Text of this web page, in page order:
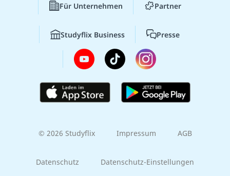
Für Unternehmen Partner
Studyflix Business Presse
© 2026 Studyflix Impressum AGB
Datenschutz Datenschutz-Einstellungen